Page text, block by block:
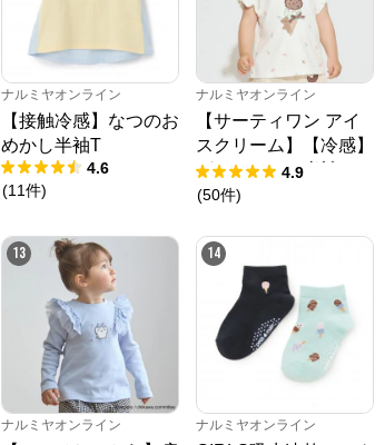
ナルミヤオンライン
【接触冷感】なつのお
めかし半袖T
4.6
(11件)
ナルミヤオンライン
【サーティワン アイ
スクリーム】【冷感】
グラフィック半袖Tシ
ャツ
4.9
(50件)
13
ナルミヤオンライン
14
ナルミヤオンライン